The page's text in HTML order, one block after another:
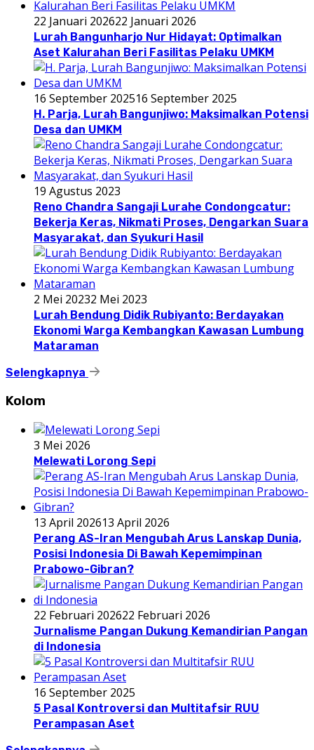
22 Januari 202622 Januari 2026
Lurah Bangunharjo Nur Hidayat: Optimalkan
Aset Kalurahan Beri Fasilitas Pelaku UMKM
16 September 202516 September 2025
H. Parja, Lurah Bangunjiwo: Maksimalkan Potensi
Desa dan UMKM
19 Agustus 2023
Reno Chandra Sangaji Lurahe Condongcatur:
Bekerja Keras, Nikmati Proses, Dengarkan Suara
Masyarakat, dan Syukuri Hasil
2 Mei 20232 Mei 2023
Lurah Bendung Didik Rubiyanto: Berdayakan
Ekonomi Warga Kembangkan Kawasan Lumbung
Mataraman
Selengkapnya
Kolom
3 Mei 2026
Melewati Lorong Sepi
13 April 202613 April 2026
Perang AS-Iran Mengubah Arus Lanskap Dunia,
Posisi Indonesia Di Bawah Kepemimpinan
Prabowo-Gibran?
22 Februari 202622 Februari 2026
Jurnalisme Pangan Dukung Kemandirian Pangan
di Indonesia
16 September 2025
5 Pasal Kontroversi dan Multitafsir RUU
Perampasan Aset